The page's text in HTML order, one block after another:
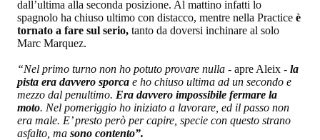
dall’ultima alla seconda posizione. Al mattino infatti lo
spagnolo ha chiuso ultimo con distacco, mentre nella Practice è
tornato a fare sul serio, tanto da doversi inchinare al solo
Marc Marquez.
“Nel primo turno non ho potuto provare nulla - apre Aleix - la
pista era davvero sporca e ho chiuso ultima ad un secondo e
mezzo dal penultimo. Era davvero impossibile fermare la
moto. Nel pomeriggio ho iniziato a lavorare, ed il passo non
era male. E’ presto però per capire, specie con questo strano
asfalto, ma sono contento”.